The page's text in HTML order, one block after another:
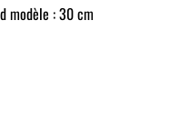
modèle : 30 cm